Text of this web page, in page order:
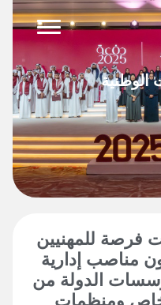
للمهنيين
إدارية
الدولة من
ومنظمات